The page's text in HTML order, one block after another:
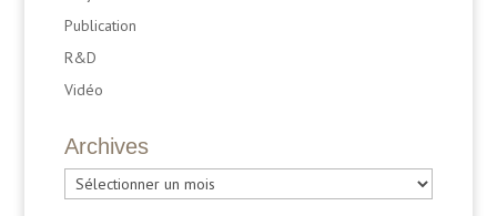
Publication
R&D
Vidéo
Archives
Archives